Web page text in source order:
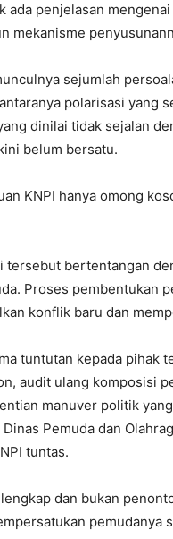
ada penjelasan
mekanisme
sejumlah
polarisasi yang
dinilai tidak sejalan
belum bersatu.
KNPI hanya omong
tersebut bertentangan
Proses pembentukan
konflik baru dan
tuntutan kepada pihak
audit ulang komposisi
manuver politik
Pemuda dan
tuntas.
dan bukan
pemudanya